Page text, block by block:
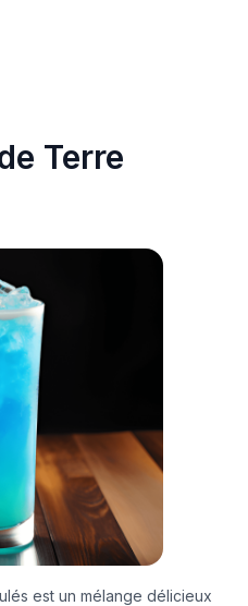
Terre
est un mélange délicieux